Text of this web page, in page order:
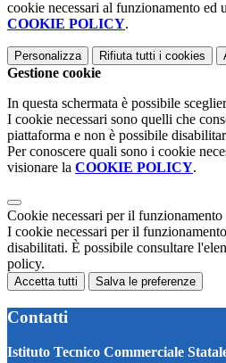
cookie necessari al funzionamento
COOKIE POLICY.
Personalizza Rifiuta tutti i cookies
Gestione cookie
In questa schermata è possibile
I cookie necessari sono quelli che
piattaforma e non è possibile
Per conoscere quali sono i cookie
visionare la COOKIE POLICY.
Cookie necessari per il funzionamento
I cookie necessari per il
disabilitati. È possibile consultare
policy.
Accetta tutti Salva le preferenze
Contatti
Istituto Tecnico Commerciale